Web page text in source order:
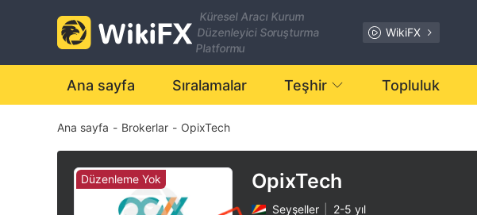
Küresel Aracı Kurum
Düzenleyici Soruşturma
Platformu
WikiFX
Ana sayfa Sıralamalar Teşhir Topluluk
Ana sayfa - Brokerlar - OpixTech
Düzenleme Yok
3
4
5
60
OpixTech
Seyşeller
2-5 yıl